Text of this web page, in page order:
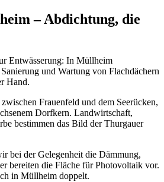
– Abdichtung, die
Entwässerung: In Müllheim
und Wartung von Flachdächern
Hand.
Frauenfeld und dem Seerücken,
Dorfkern. Landwirtschaft,
bestimmen das Bild der Thurgauer
bei der Gelegenheit die Dämmung,
bereiten die Fläche für Photovoltaik vor.
in Müllheim doppelt.